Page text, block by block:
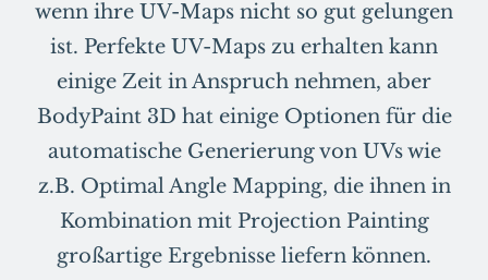
wenn ihre UV-Maps nicht so gut gelungen
ist. Perfekte UV-Maps zu erhalten kann
einige Zeit in Anspruch nehmen, aber
BodyPaint 3D hat einige Optionen für die
automatische Generierung von UVs wie
z.B. Optimal Angle Mapping, die ihnen in
Kombination mit Projection Painting
großartige Ergebnisse liefern können.